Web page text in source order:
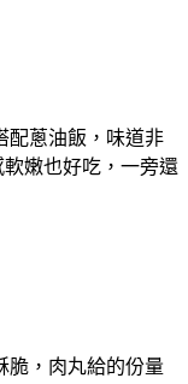
配蔥油飯，味道非
嫩也好吃，一旁還
脆，肉丸給的份量